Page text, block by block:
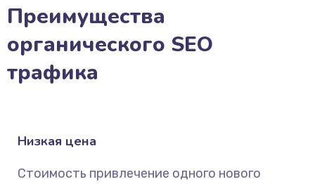
Преимущества
органического SEO
трафика
Низкая цена
Стоимость привлечение одного нового